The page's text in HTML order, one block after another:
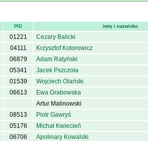
PID imię i nazwisko
01221 Cezary Balicki
04111 Krzysztof Kotorowicz
06879 Adam Ratyński
05341 Jacek Pszczoła
01539 Wojciech Olański
06613 Ewa Grabowska
Artur Malinowski
08513 Piotr Gawryś
05176 Michał Kwiecień
06706 Apolinary Kowalski